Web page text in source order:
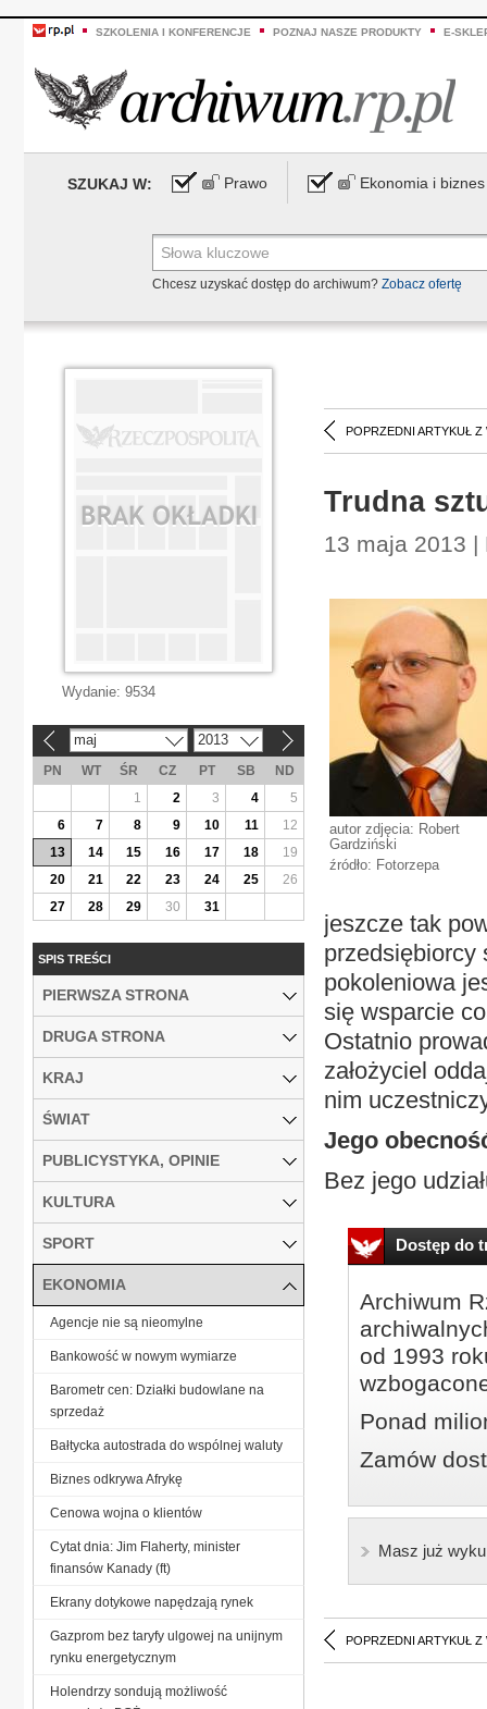
SZKOLENIA I KONFERENCJE POZNAJ NASZE PRODUKTY E-
SZUKAJ W: Prawo Ekonomia i biznes
Chcesz uzyskać dostęp do archiwum? Zobacz ofertę
POPRZEDNI ARTYKUŁ Z
Trudna
13 maja 2013 |
autor zdjęcia: Robert
Gardziński
źródło: Fotorzepa
jeszcze tak
przedsiębiorcy
pokoleniowa
się wsparcie
Ostatnio
założyciel
nim
Jego
Bez jego
Dostęp do
Archiwum
od 1993
Ponad
Zamów
Masz już
POPRZEDNI ARTYKUŁ Z
Wydanie: 9534
maj 2013
PN WT ŚR CZ PT SB
ND
1
2 3 4
5
6
7 8 9 10 11
12
13
14 15 16 17 18
19
20
21 22 23 24 25
26
27
28 29 30 31
SPIS TREŚCI
PIERWSZA STRONA
DRUGA STRONA
KRAJ
ŚWIAT
PUBLICYSTYKA, OPINIE
KULTURA
SPORT
EKONOMIA
Agencje nie są nieomylne
Bankowość w nowym wymiarze
Barometr cen: Działki budowlane na
sprzedaż
Bałtycka autostrada do wspólnej waluty
Biznes odkrywa Afrykę
Cenowa wojna o klientów
Cytat dnia: Jim Flaherty, minister
finansów Kanady (ft)
Ekrany dotykowe napędzają rynek
Gazprom bez taryfy ulgowej na unijnym
rynku energetycznym
Holendrzy sondują możliwość